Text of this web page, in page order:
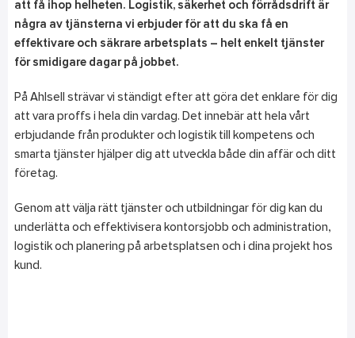
att få ihop helheten. Logistik, säkerhet och förrådsdrift är
några av tjänsterna vi erbjuder för att du ska få en
effektivare och säkrare arbetsplats – helt enkelt tjänster
för smidigare dagar på jobbet.
På Ahlsell strävar vi ständigt efter att göra det enklare för dig
att vara proffs i hela din vardag. Det innebär att hela vårt
erbjudande från produkter och logistik till kompetens och
smarta tjänster hjälper dig att utveckla både din affär och ditt
företag.
Genom att välja rätt tjänster och utbildningar för dig kan du
underlätta och effektivisera kontorsjobb och administration,
logistik och planering på arbetsplatsen och i dina projekt hos
kund.